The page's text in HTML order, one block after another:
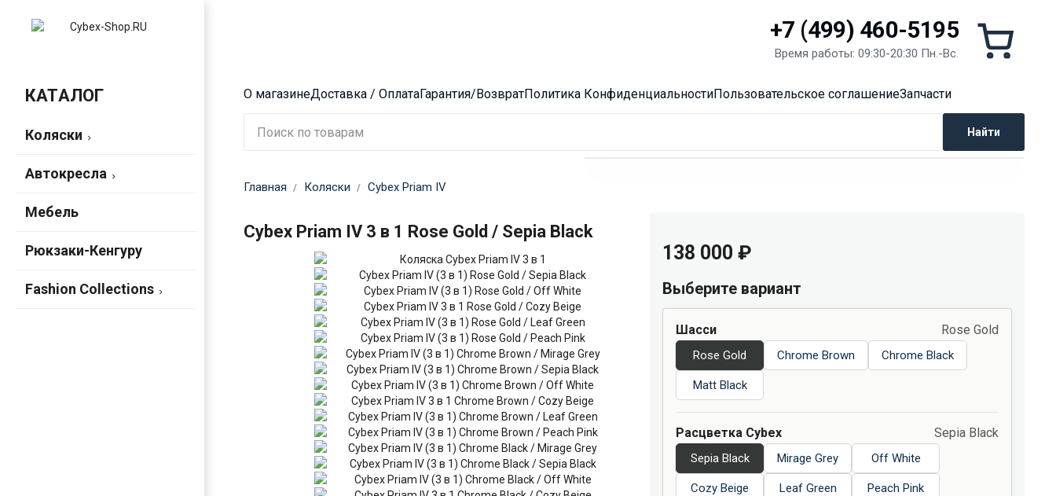
+7 (499) 460-5195
Время работы: 09:30-20:30 Пн.-Вc.
О магазинеДоставка / ОплатаГарантия/ВозвратПолитика КонфиденциальностиПользовательское соглашениеЗапчасти
Найти
КАТАЛОГ
Коляски
Автокресла
Мебель
Рюкзаки-Кенгуру
Fashion Collections
Главная Коляски Cybex Priam IV
Cybex Priam IV 3 в 1 Rose Gold / Sepia Black
138 000 ₽
Выберите вариант
Шасси Rose Gold
Rose Gold Chrome Brown Chrome Black
Matt Black
Расцветка Cybex Sepia Black
Sepia Black Mirage Grey Off White
Cozy Beige Leaf Green Peach Pink